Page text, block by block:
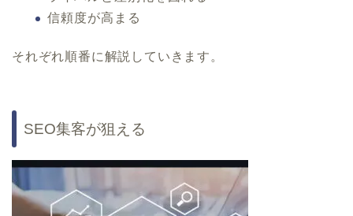
信頼度が高まる
それぞれ順番に解説していきます。
SEO集客が狙える